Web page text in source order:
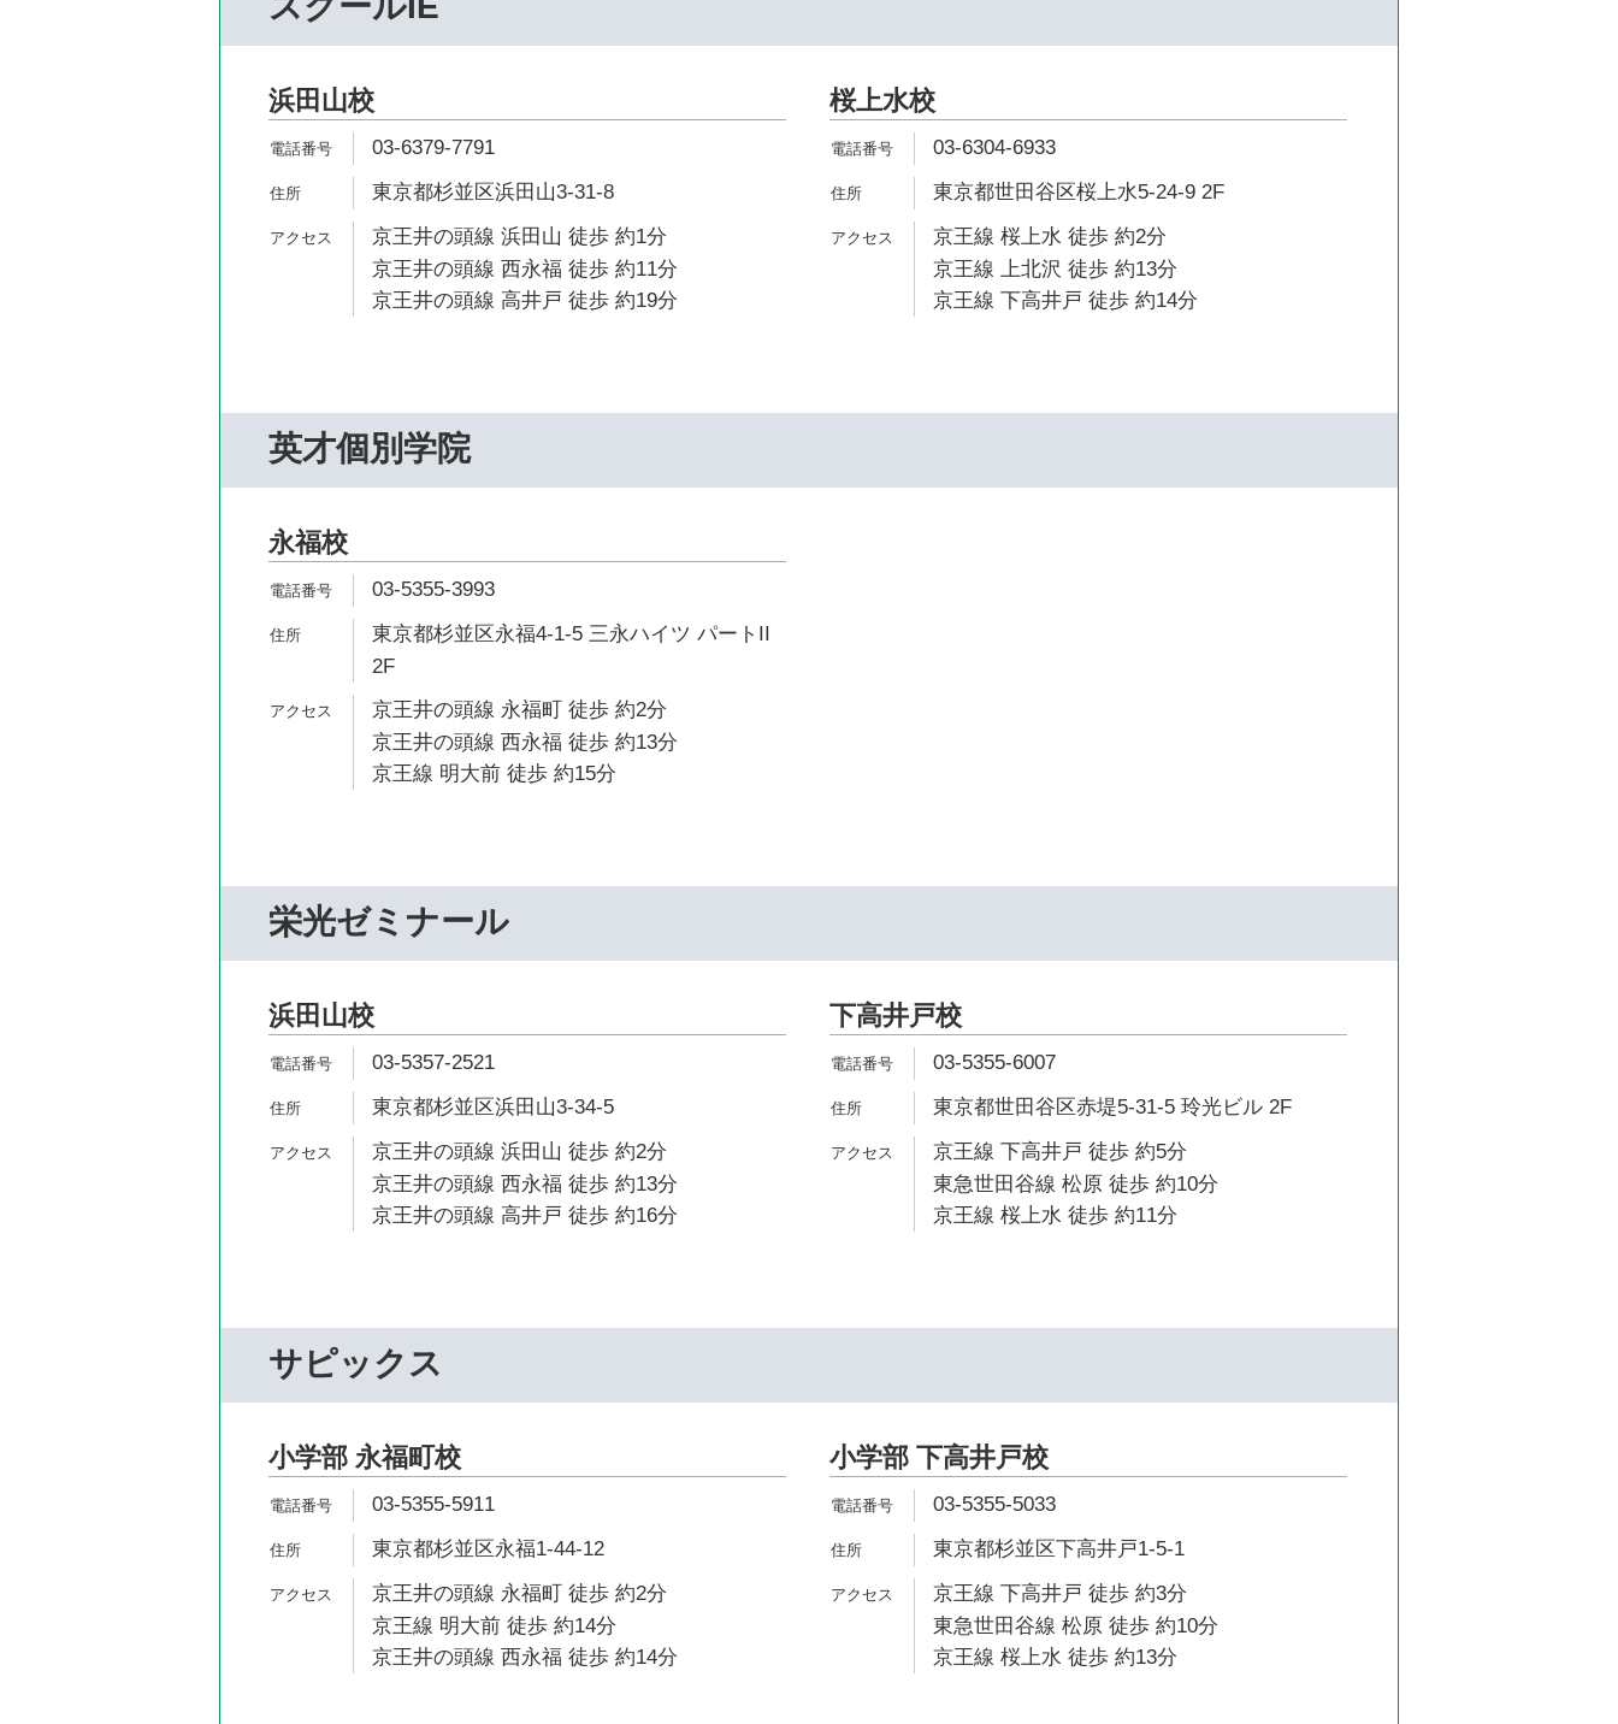
浜田山校
03-6379-7791
東京都杉並区浜田山3-31-8
京王井の頭線 浜田山 徒歩 約1分
京王井の頭線 西永福 徒歩 約11分
京王井の頭線 高井戸 徒歩 約19分
桜上水校
03-6304-6933
東京都世田谷区桜上水5-24-9 2F
京王線 桜上水 徒歩 約2分
京王線 上北沢 徒歩 約13分
京王線 下高井戸 徒歩 約14分
英才個別学院
永福校
03-5355-3993
東京都杉並区永福4-1-5 三永ハイツ パートII
2F
京王井の頭線 永福町 徒歩 約2分
京王井の頭線 西永福 徒歩 約13分
京王線 明大前 徒歩 約15分
栄光ゼミナール
浜田山校
03-5357-2521
東京都杉並区浜田山3-34-5
京王井の頭線 浜田山 徒歩 約2分
京王井の頭線 西永福 徒歩 約13分
京王井の頭線 高井戸 徒歩 約16分
下高井戸校
03-5355-6007
東京都世田谷区赤堤5-31-5 玲光ビル 2F
京王線 下高井戸 徒歩 約5分
東急世田谷線 松原 徒歩 約10分
京王線 桜上水 徒歩 約11分
サピックス
小学部 永福町校
03-5355-5911
東京都杉並区永福1-44-12
京王井の頭線 永福町 徒歩 約2分
京王線 明大前 徒歩 約14分
京王井の頭線 西永福 徒歩 約14分
小学部 下高井戸校
03-5355-5033
東京都杉並区下高井戸1-5-1
京王線 下高井戸 徒歩 約3分
東急世田谷線 松原 徒歩 約10分
京王線 桜上水 徒歩 約13分